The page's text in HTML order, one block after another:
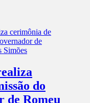
do
de Romeu